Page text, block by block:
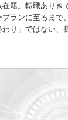
籍。転職ありき
ランに至るまで
わり」ではない、